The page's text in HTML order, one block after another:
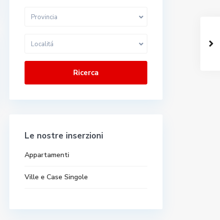
Provincia
Localitá
Ricerca
Le nostre inserzioni
Appartamenti
Ville e Case Singole